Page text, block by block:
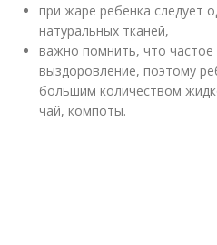
при жаре ребенка следует
натуральных тканей,
важно помнить, что частое
выздоровление, поэтому
большим количеством
чай, компоты.